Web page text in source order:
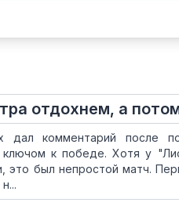
отдохнем, а
дал комментарий после
к победе. Хотя у
был непростой матч.